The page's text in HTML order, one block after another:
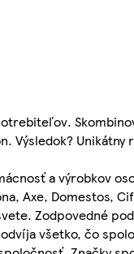
Výsledok? Unikátny
a výrobkov
Axe, Domestos,
Zodpovedné
odvíja všetko, čo